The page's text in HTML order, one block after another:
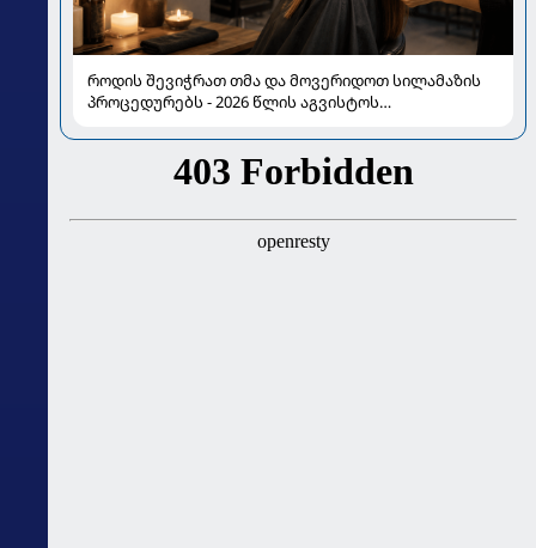
როდის შევიჭრათ თმა და მოვერიდოთ სილამაზის
პროცედურებს - 2026 წლის აგვისტოს